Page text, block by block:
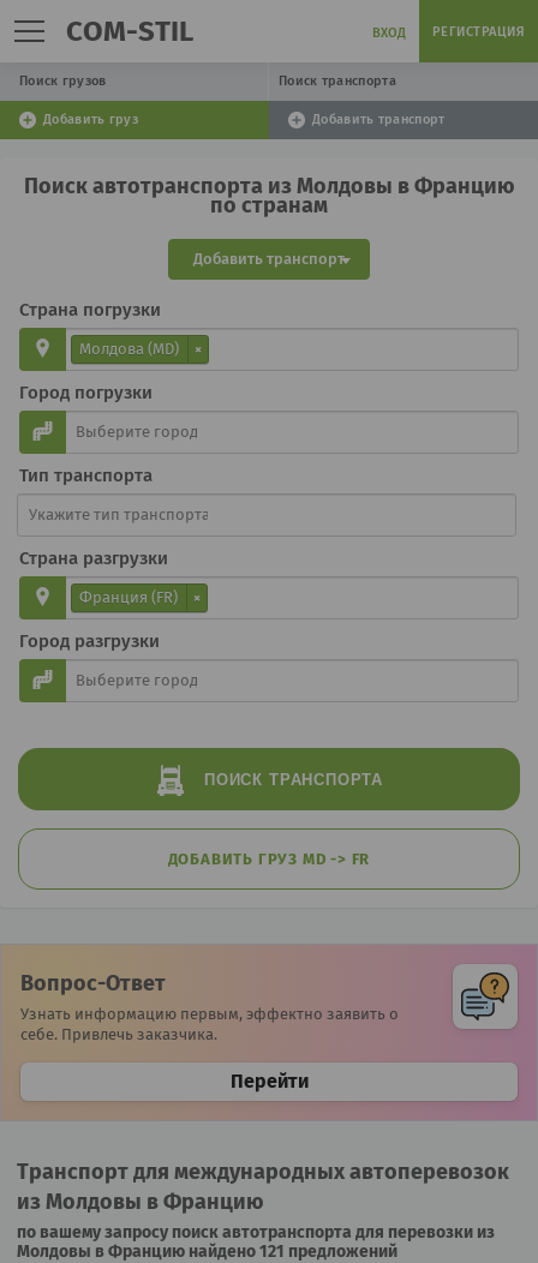
COM-STIL ВХОД РЕГИСТРАЦИЯ
Поиск грузов Поиск транспорта
Добавить груз Добавить транспорт
Поиск автотранспорта из Молдовы в Францию
по странам
Добавить транспорт
Страна погрузки
Молдова (MD) ×
Город погрузки
Тип транспорта
Страна разгрузки
Франция (FR) ×
Город разгрузки
ПОИСК ТРАНСПОРТА
ДОБАВИТЬ ГРУЗ MD -> FR
Вопрос-Ответ
Узнать информацию первым, эффектно заявить о
себе. Привлечь заказчика.
Перейти
Транспорт для международных автоперевозок
из Молдовы в Францию
по вашему запросу поиск автотранспорта для перевозки из
Молдовы в Францию найдено 121 предложений